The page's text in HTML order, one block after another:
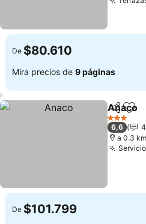
De $80.610
Mira precios de 9 páginas
Compartir
Anaco
3 Estrellas
6,6
a 0.3
De $101.799